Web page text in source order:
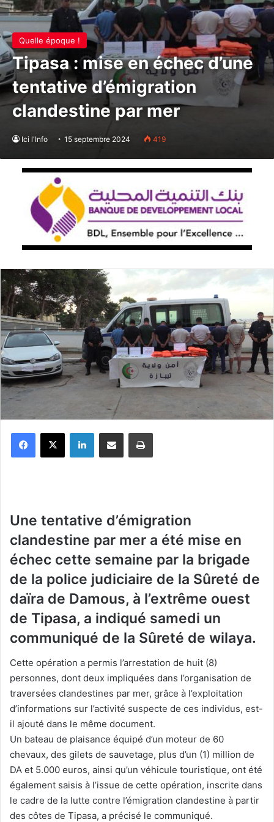
Quelle époque !
Tipasa : mise en échec d’une
tentative d’émigration
clandestine par mer
Ici l'Info 15 septembre 2024 419
Une tentative d’émigration
clandestine par mer a été mise en
échec cette semaine par la brigade
de la police judiciaire de la Sûreté de
daïra de Damous, à l’extrême ouest
de Tipasa, a indiqué samedi un
communiqué de la Sûreté de wilaya.
Cette opération a permis l’arrestation de huit (8)
personnes, dont deux impliquées dans l’organisation de
traversées clandestines par mer, grâce à l’exploitation
d’informations sur l’activité suspecte de ces individus, est-
il ajouté dans le même document.
Un bateau de plaisance équipé d’un moteur de 60
chevaux, des gilets de sauvetage, plus d’un (1) million de
DA et 5.000 euros, ainsi qu’un véhicule touristique, ont été
également saisis à l’issue de cette opération, inscrite dans
le cadre de la lutte contre l’émigration clandestine à partir
des côtes de Tipasa, a précisé le communiqué.